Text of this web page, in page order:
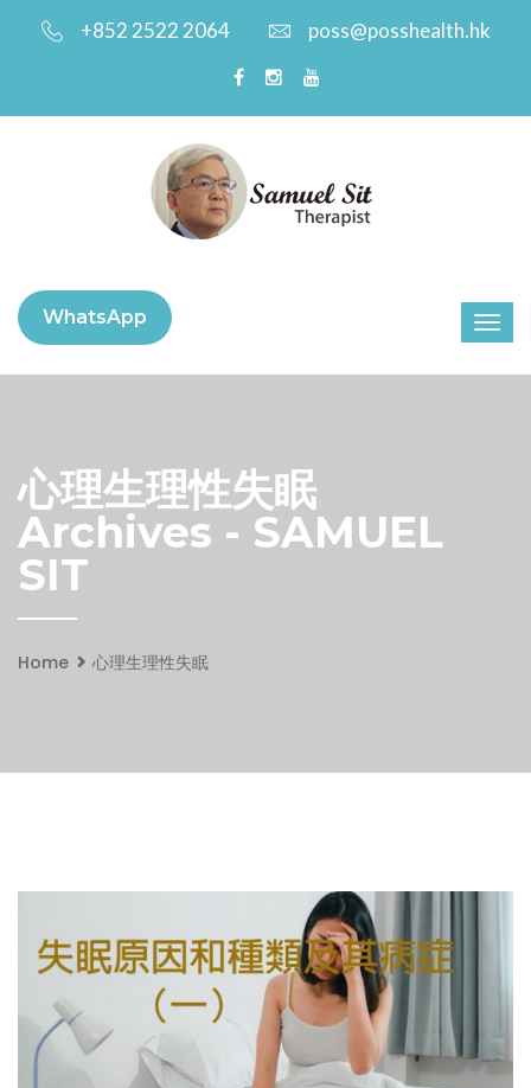
+852 2522 2064 poss@posshealth.hk
WhatsApp
心理生理性失眠
Archives - SAMUEL
SIT
Home 心理生理性失眠